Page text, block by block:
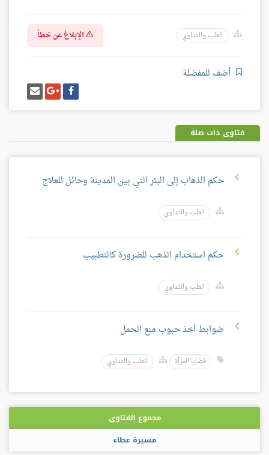
الطب والتداوي الإبلاغ عن خطأ
أضف للمفضلة
شارك
على
فيسبوك
شارك
على
غوغل
بلس
إرسل
إيميل
فتاوى ذات صلة
حكم الذهاب إلى البئر التي بين المدينة وحائل للعلاج
الطب والتداوي
حكم استخدام الذهب للضرورة كالتطبيب
الطب والتداوي
ضوابط أخذ حبوب منع الحمل
قضايا المرأة الطب والتداوي
مجموع الفتاوى
مسيرة عطاء